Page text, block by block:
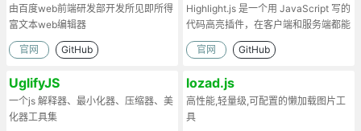
由百度web前端研发部开发所见即所得
富文本web编辑器
官网 GitHub
Highlight.js 是一个用 JavaScript 写的
代码高亮插件，在客户端和服务端都能
工作。
官网 GitHub
UglifyJS
一个js 解释器、最小化器、压缩器、美
化器工具集
lozad.js
高性能,轻量级,可配置的懒加载图片工
具